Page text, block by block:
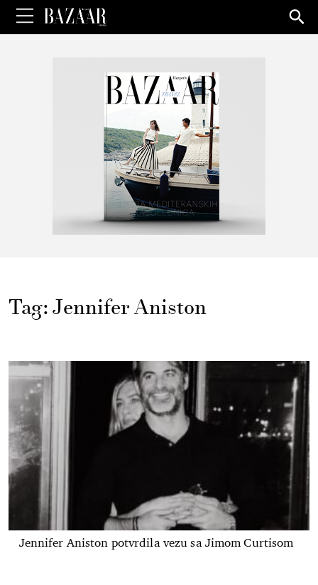
for:
Tag:Jennifer Aniston
Jennifer Aniston potvrdila vezu sa Jimom Curtisom